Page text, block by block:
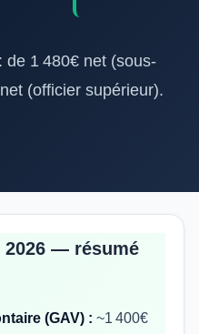
de 1 480€ net (sous-
(officier supérieur).
2026 — résumé
(GAV) : ~1 400€